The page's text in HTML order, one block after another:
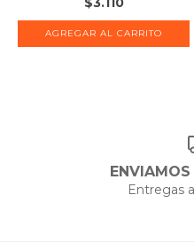
Entregas